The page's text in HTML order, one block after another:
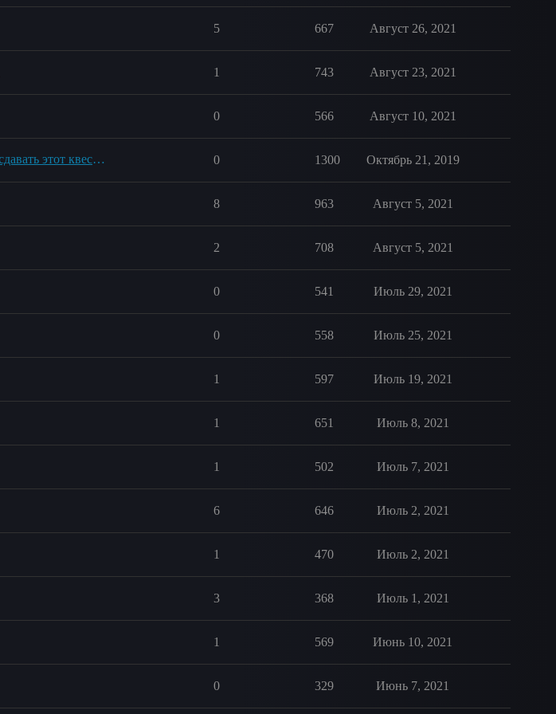
5 667 Август 26, 2021
1 743 Август 23, 2021
0 566 Август 10, 2021
Как выполнить задание "Минуты раздумий" из легиона,если на горе хиджал некому сдавать этот квест,а Зидорми нету? 0 1300 Октябрь 21, 2019
8 963 Август 5, 2021
2 708 Август 5, 2021
0 541 Июль 29, 2021
0 558 Июль 25, 2021
1 597 Июль 19, 2021
1 651 Июль 8, 2021
1 502 Июль 7, 2021
6 646 Июль 2, 2021
1 470 Июль 2, 2021
3 368 Июль 1, 2021
1 569 Июнь 10, 2021
0 329 Июнь 7, 2021